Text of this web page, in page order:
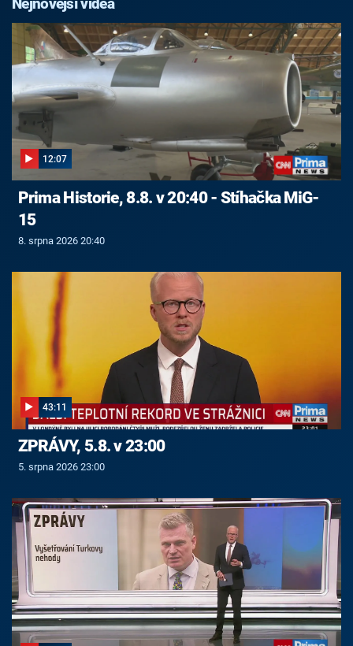
Nejnovější videa
12:07
Prima Historie, 8.8. v 20:40 - Stíhačka MiG-
15
8. srpna 2026 20:40
43:11
ZPRÁVY, 5.8. v 23:00
5. srpna 2026 23:00